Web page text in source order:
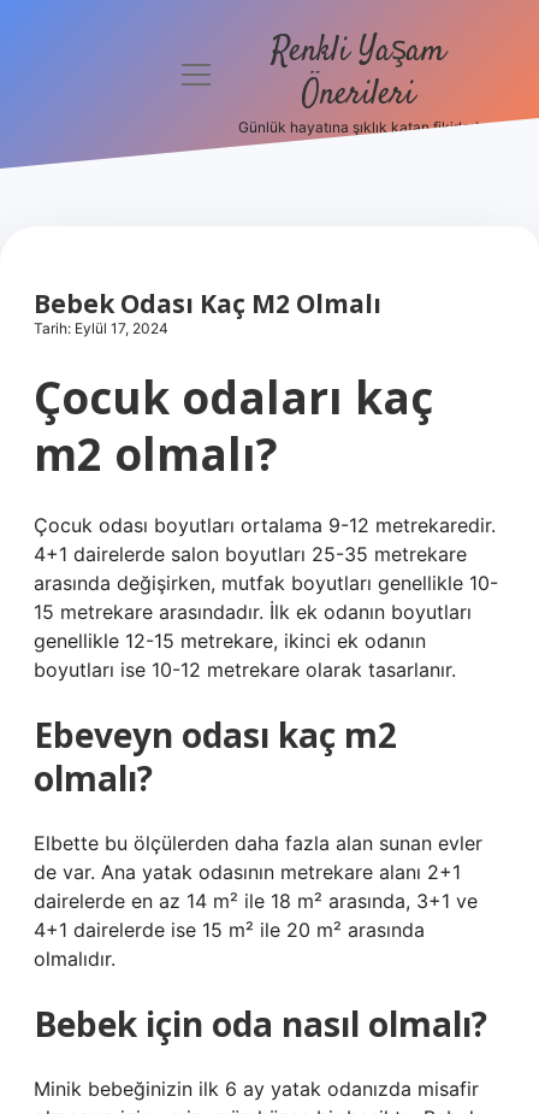
Hakkımızda
menüyü
Renkli Yaşam
Önerileri
Günlük hayatına şıklık katan fikirler!
Bebek Odası Kaç M2 Olmalı
Tarih: Eylül 17, 2024
Çocuk odaları kaç
m2 olmalı?
Çocuk odası boyutları ortalama 9-12 metrekaredir.
4+1 dairelerde salon boyutları 25-35 metrekare
arasında değişirken, mutfak boyutları genellikle 10-
15 metrekare arasındadır. İlk ek odanın boyutları
genellikle 12-15 metrekare, ikinci ek odanın
boyutları ise 10-12 metrekare olarak tasarlanır.
Ebeveyn odası kaç m2
olmalı?
Elbette bu ölçülerden daha fazla alan sunan evler
de var. Ana yatak odasının metrekare alanı 2+1
dairelerde en az 14 m² ile 18 m² arasında, 3+1 ve
4+1 dairelerde ise 15 m² ile 20 m² arasında
olmalıdır.
Bebek için oda nasıl olmalı?
Minik bebeğinizin ilk 6 ay yatak odanızda misafir